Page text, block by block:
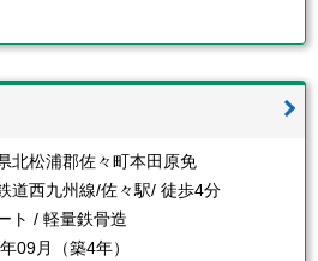
北松浦郡佐々町本田原免
道西九州線/佐々駅/ 徒歩4分
ト / 軽量鉄骨造
09月（築4年）